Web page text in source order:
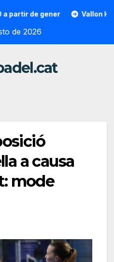
de gener Vallon Hoarau /
de 2026
a causa
mode